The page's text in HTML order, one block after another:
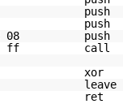
push
push
08 push
ff ff call
xor
leave
c3 ret